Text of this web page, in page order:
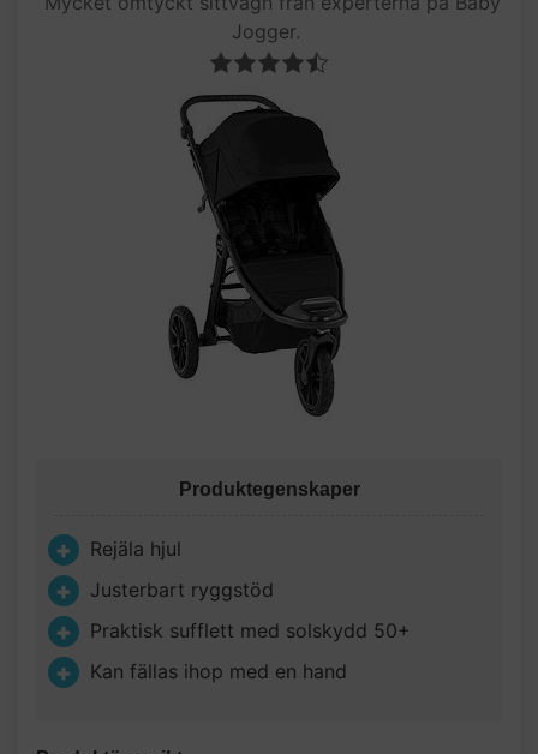
Jogger.
Produktegenskaper
Rejäla hjul
Justerbart ryggstöd
Praktisk sufflett med solskydd 50+
Kan fällas ihop med en hand